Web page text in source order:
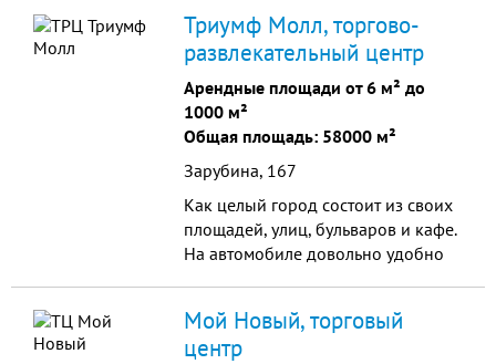
физического развития проводить
целый день в досугово-
развлекательном центре, а для
взрослых работает ресторанный
дворик, а также вас рад принять
Триумф Молл, торгово-
развлекательный центр
Арендные площади от 6 м² до
1000 м²
Общая площадь: 58000 м²
Зарубина, 167
Как целый город состоит из своих
площадей, улиц, бульваров и кафе.
На автомобиле довольно удобно
подземный паркинг.
Мой Новый, торговый
центр